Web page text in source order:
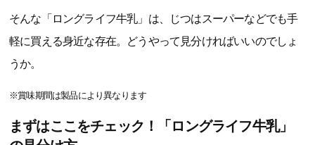
そんな「ロングライフ牛乳」は、じつはスーパーなどでも手
軽に買える身近な存在。どうやって見分ければいいのでしょ
うか。
※賞味期間は製品により異なります
まずはここをチェック！「ロングライフ牛乳」